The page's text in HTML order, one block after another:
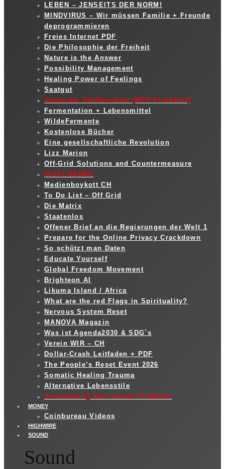
LEBEN – JENSEITS DER NORM!
MINDVIRUS – Wir müssen Familie + Freunde
deprogrammieren
Freies Internet PDF
Die Philosophie der Freiheit
Nature is the Answer
Possibility Management
Healing Power of Feelings
Saatgut
Gesunder Stoffwechsel (RCP Protokoll)
Fermentation + Lebensmittel
WildeFermente
Kostenlose Bücher
Eine gesellschaftliche Revolution
Lizz Marion
Off-Grid Solutions and Countermeasure
DISCLOSURE
Medienboykott CH
To Do List – Off Grid
Die Matrix
Staatenlos
Offener Brief an die Regierungen der Welt 1
Prepare for the Online Privacy Crackdown
So schützt man Daten
Educate Yourself
Global Freedom Movement
Brighteon AI
Likuma Island / Africa
What are the red Flags in Spirituality?
Nervous System Reset
MANOVA Magazin
Was ist Agenda2030 & SDG´s
Verein WIR – CH
Dollar-Crash Leitfaden + PDF
The People’s Reset Event 2026
Somatic Healing Trauma
Alternative Lebensstile
Verankerung des inneren Friedens
MONEY
Coinbureau Videos
HIGHWIRE
SOUND
Sound